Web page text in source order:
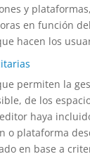
y
en función
hacen los
permiten la
de los
haya
o plataforma
en base a